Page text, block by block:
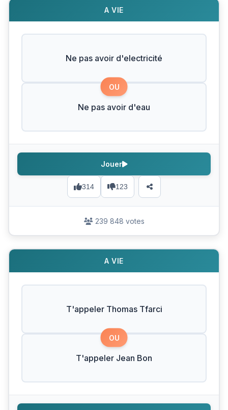
A VIE
Ne pas avoir d'electricité
OU
Ne pas avoir d'eau
314 123
Jouer
239 848 votes
A VIE
T'appeler Thomas Tfarci
OU
T'appeler Jean Bon